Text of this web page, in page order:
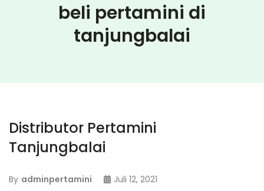
beli pertamini di
tanjungbalai
Distributor Pertamini
Tanjungbalai
By adminpertamini
Juli 12, 2021